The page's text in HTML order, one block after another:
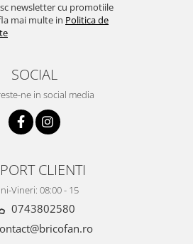
plante
cu
newsletter cu promotiile
mai multe in Politica de
SOCIAL
ne in social media
CLIENTI
Vineri: 08:00 - 15
0743802580